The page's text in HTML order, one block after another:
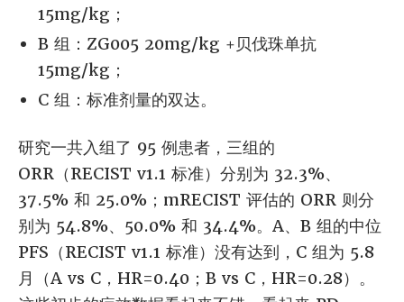
15mg/kg；
B 组：ZG005 20mg/kg +贝伐珠单抗
15mg/kg；
C 组：标准剂量的双达。
研究一共入组了 95 例患者，三组的
ORR（RECIST v1.1 标准）分别为 32.3%、
37.5% 和 25.0%；mRECIST 评估的 ORR 则分
别为 54.8%、50.0% 和 34.4%。A、B 组的中位
PFS（RECIST v1.1 标准）没有达到，C 组为 5.8
月（A vs C，HR=0.40；B vs C，HR=0.28）。